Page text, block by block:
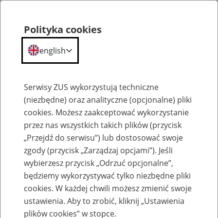
Komunikaty
Polityka cookies
english
Serwisy ZUS wykorzystują techniczne
(niezbędne) oraz analityczne (opcjonalne) pliki
cookies. Możesz zaakceptować wykorzystanie
przez nas wszystkich takich plików (przycisk
„Przejdź do serwisu”) lub dostosować swoje
zgody (przycisk „Zarządzaj opcjami”). Jeśli
wybierzesz przycisk „Odrzuć opcjonalne”,
będziemy wykorzystywać tylko niezbędne pliki
cookies. W każdej chwili możesz zmienić swoje
ustawienia. Aby to zrobić, kliknij „Ustawienia
plików cookies” w stopce.